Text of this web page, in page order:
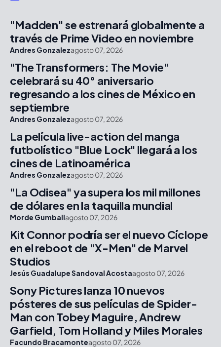
"Madden" se estrenará globalmente a
través de Prime Video en noviembre
Andres Gonzalezagosto 07, 2026
"The Transformers: The Movie"
celebrará su 40° aniversario
regresando a los cines de México en
septiembre
Andres Gonzalezagosto 07, 2026
La película live-action del manga
futbolístico "Blue Lock" llegará a los
cines de Latinoamérica
Andres Gonzalezagosto 07, 2026
"La Odisea" ya supera los mil millones
de dólares en la taquilla mundial
Morde Gumballagosto 07, 2026
Kit Connor podría ser el nuevo Cíclope
en el reboot de "X-Men" de Marvel
Studios
Jesús Guadalupe Sandoval Acostaagosto 07, 2026
Sony Pictures lanza 10 nuevos
pósteres de sus películas de Spider-
Man con Tobey Maguire, Andrew
Garfield, Tom Holland y Miles Morales
Facundo Bracamonteagosto 07, 2026